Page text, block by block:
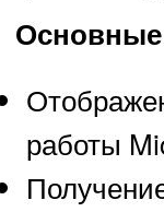
Основные
работы